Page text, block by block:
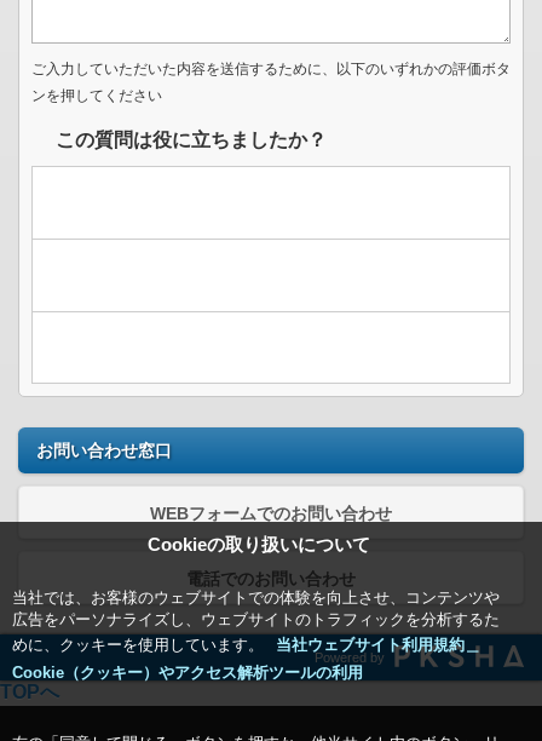
Cookieの取り扱いについて
当社では、お客様のウェブサイトでの体験を向上させ、コンテンツや
広告をパーソナライズし、ウェブサイトのトラフィックを分析するた
めに、クッキーを使用しています。
当社ウェブサイト利用規約＿
Cookie（クッキー）やアクセス解析ツールの利用
ご入力していただいた内容を送信するために、以下のいずれかの評価ボタ
ンを押してください
この質問は役に立ちましたか？
お問い合わせ窓口
WEBフォームでのお問い合わせ
電話でのお問い合わせ
Powered by
TOPへ